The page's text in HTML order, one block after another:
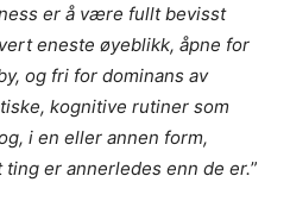
er å være fullt bevisst
eneste øyeblikk, åpne for
og fri for dominans av
kognitive rutiner som
i en eller annen form,
er annerledes enn de er.”